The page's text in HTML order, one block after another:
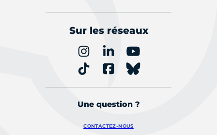
Sur les réseaux
Une question ?
CONTACTEZ-NOUS